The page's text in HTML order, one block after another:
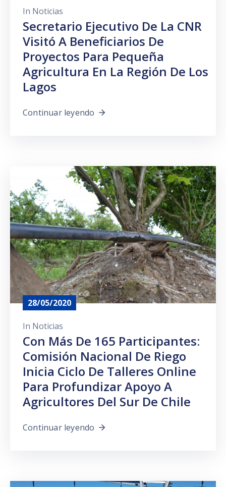
In Noticias
Secretario Ejecutivo De La CNR
Visitó A Beneficiarios De
Proyectos Para Pequeña
Agricultura En La Región De Los
Lagos
Continuar leyendo
28/05/2020
In Noticias
Con Más De 165 Participantes:
Comisión Nacional De Riego
Inicia Ciclo De Talleres Online
Para Profundizar Apoyo A
Agricultores Del Sur De Chile
Continuar leyendo